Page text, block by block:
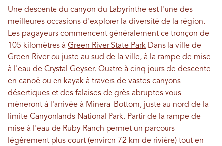
Une descente du canyon du Labyrinthe est l'une des
meilleures occasions d'explorer la diversité de la région.
Les pagayeurs commencent généralement ce tronçon de
105 kilomètres à Green River State Park Dans la ville de
Green River ou juste au sud de la ville, à la rampe de mise
à l'eau de Crystal Geyser. Quatre à cinq jours de descente
en canoë ou en kayak à travers de vastes canyons
désertiques et des falaises de grès abruptes vous
mèneront à l'arrivée à Mineral Bottom, juste au nord de la
limite Canyonlands National Park. Partir de la rampe de
mise à l'eau de Ruby Ranch permet un parcours
légèrement plus court (environ 72 km de rivière) tout en